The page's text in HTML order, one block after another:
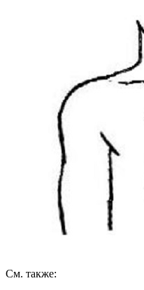
См. также: